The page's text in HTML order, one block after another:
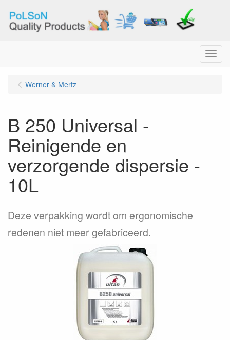
Menu
Werner & Mertz
B 250 Universal -
Reinigende en
verzorgende dispersie -
10L
Deze verpakking wordt om ergonomische
redenen niet meer gefabriceerd.